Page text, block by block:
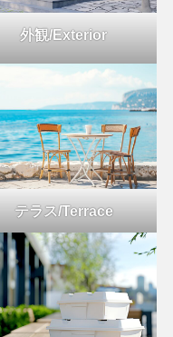
外観/Exterior
テラス/Terrace